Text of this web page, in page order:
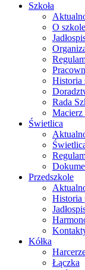
Szkoła
O szkole
Historia
Rada
Macierz
Świetlica
Przedszkole
Historia
Kółka
Łączka